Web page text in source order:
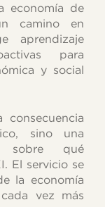
economía de
camino en
aprendizaje
para
y social
consecuencia
sino una
sobre qué
El servicio se
la economía
vez más